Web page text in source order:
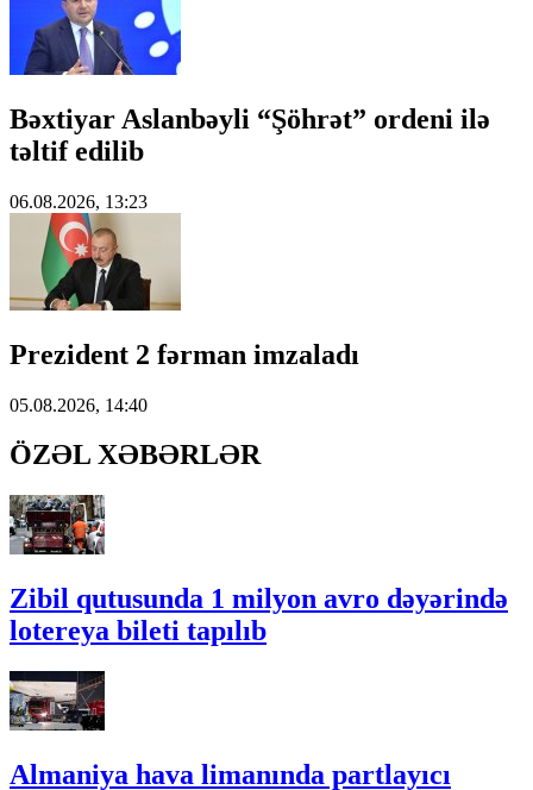
Bəxtiyar Aslanbəyli “Şöhrət” ordeni ilə
təltif edilib
06.08.2026, 13:23
Prezident 2 fərman imzaladı
05.08.2026, 14:40
ÖZƏL XƏBƏRLƏR
Zibil qutusunda 1 milyon avro dəyərində
lotereya bileti tapılıb
Almaniya hava limanında partlayıcı